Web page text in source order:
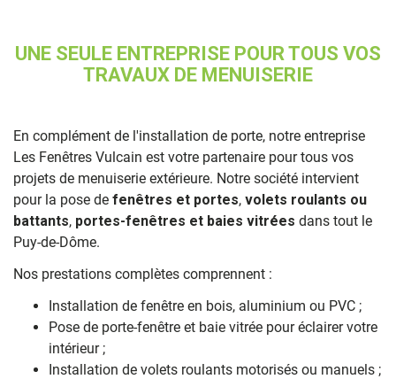
UNE SEULE ENTREPRISE POUR TOUS VOS
TRAVAUX DE MENUISERIE
En complément de l'installation de porte, notre entreprise
Les Fenêtres Vulcain est votre partenaire pour tous vos
projets de menuiserie extérieure. Notre société intervient
pour la pose de fenêtres et portes, volets roulants ou
battants, portes-fenêtres et baies vitrées dans tout le
Puy-de-Dôme.
Nos prestations complètes comprennent :
Installation de fenêtre en bois, aluminium ou PVC ;
Pose de porte-fenêtre et baie vitrée pour éclairer votre
intérieur ;
Installation de volets roulants motorisés ou manuels ;